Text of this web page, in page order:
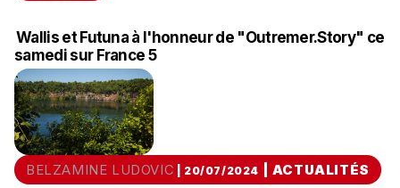
Wallis et Futuna à l'honneur de "Outremer.Story" ce
samedi sur France 5
BELZAMINE LUDOVIC | 20/07/2024 ACTUALITÉS